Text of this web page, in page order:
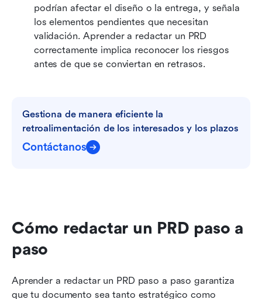
podrían afectar el diseño o la entrega, y señala
los elementos pendientes que necesitan
validación. Aprender a redactar un PRD
correctamente implica reconocer los riesgos
antes de que se conviertan en retrasos.
Gestiona de manera eficiente la
retroalimentación de los interesados y los plazos
Contáctanos
Cómo redactar un PRD paso a
paso
Aprender a redactar un PRD paso a paso garantiza
que tu documento sea tanto estratégico como